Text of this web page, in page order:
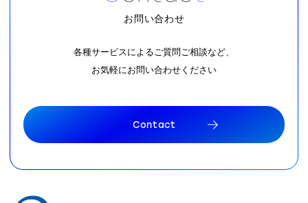
お問い合わせ
各種サービスによるご質問ご相談など、
お気軽にお問い合わせください
Contact